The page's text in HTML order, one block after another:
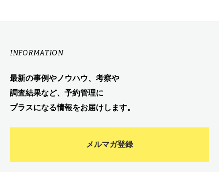
INFORMATION
最新の事例やノウハウ、考察や
調査結果など、予約管理に
プラスになる情報をお届けします。
メルマガ登録